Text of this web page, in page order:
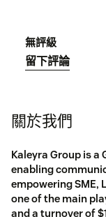
無評級
留下評論
關於我們
Kaleyra Group is
enabling
empowering SME,
one of the main
and a turnover of